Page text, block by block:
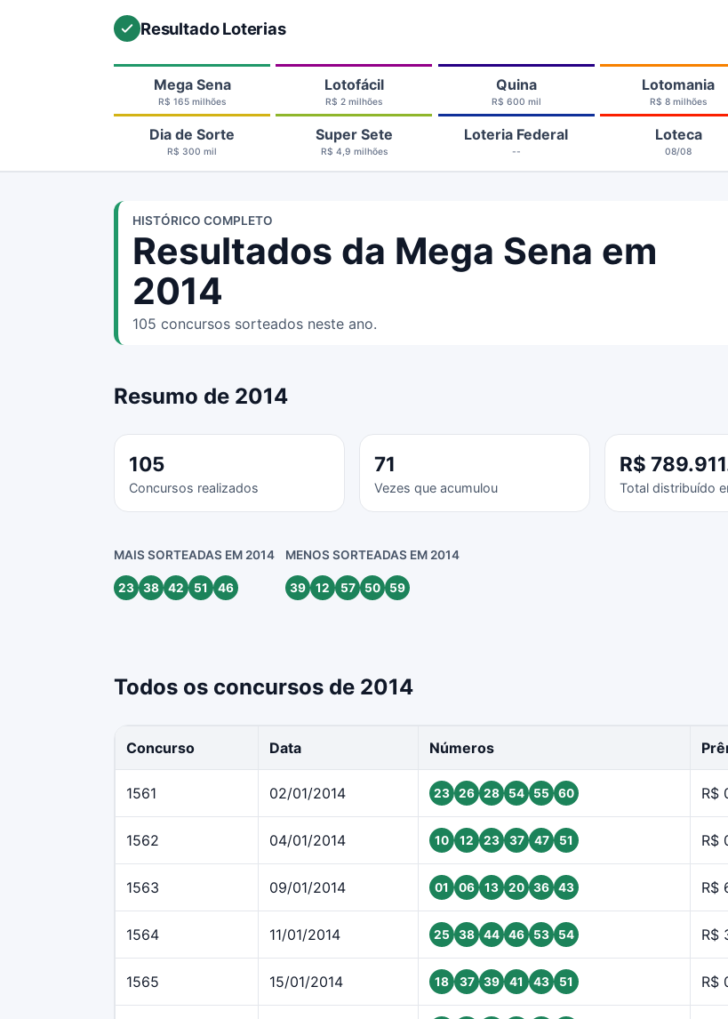
Resultado Loterias
Mega Sena
R$ 165 milhões
Lotofácil
R$ 2 milhões
Quina
R$ 600 mil
Lotomania
R$ 8 milhões
Dia de Sorte
R$ 300 mil
Super Sete
R$ 4,9 milhões
Loteria Federal
--
Loteca
08/08
HISTÓRICO COMPLETO
Resultados da Mega Sena em
2014
105 concursos sorteados neste ano.
Resumo de 2014
105
Concursos realizados
71
Vezes que acumulou
R$
Total distribuído
MAIS SORTEADAS EM 2014
23 38 42 51 46
MENOS SORTEADAS EM 2014
39 12 57 50 59
Todos os concursos de 2014
Concurso Data Números
1561 02/01/2014 23 26 28 54 55 60 R$
1562 04/01/2014 10 12 23 37 47 51 R$
1563 09/01/2014 01 06 13 20 36 43 R$
1564 11/01/2014 25 38 44 46 53 54 R$
1565 15/01/2014 18 37 39 41 43 51 R$